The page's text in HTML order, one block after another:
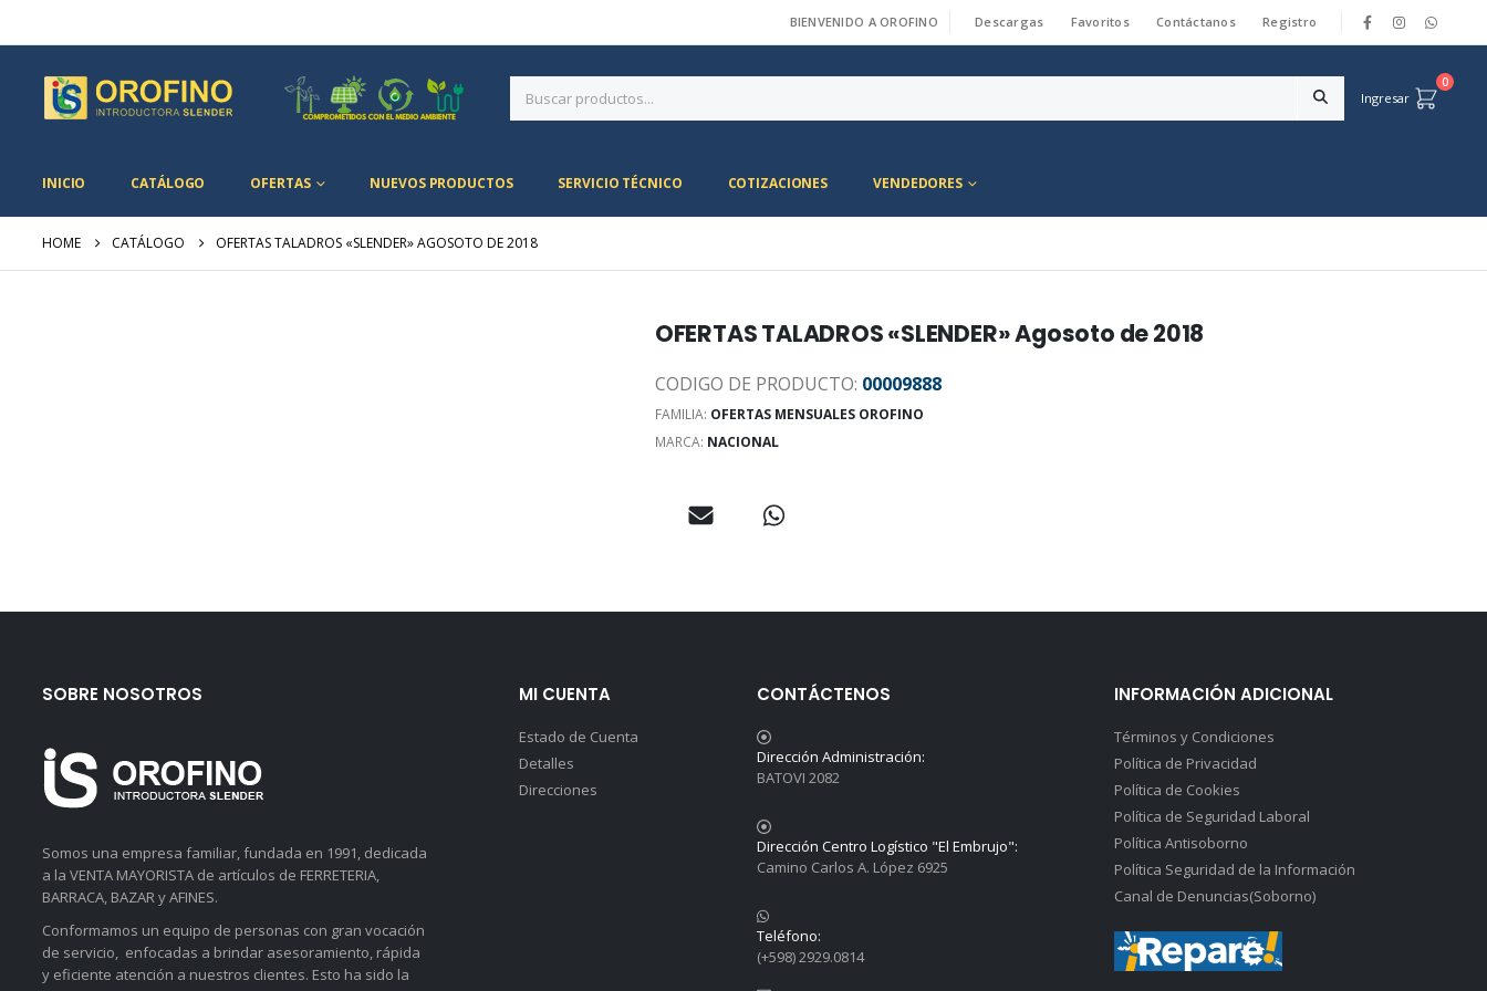
BIENVENIDO A OROFINO Descargas Favoritos Contáctanos Registro
Ingresar
0
INICIO CATÁLOGO OFERTAS NUEVOS PRODUCTOS SERVICIO TÉCNICO COTIZACIONES VENDEDORES
HOME CATÁLOGO OFERTAS TALADROS «SLENDER» AGOSOTO DE 2018
OFERTAS TALADROS «SLENDER» Agosoto de 2018
CODIGO DE PRODUCTO: 00009888
FAMILIA: OFERTAS MENSUALES OROFINO
MARCA: NACIONAL
SOBRE NOSOTROS
Somos una empresa familiar, fundada en 1991, dedicada
a la VENTA MAYORISTA de artículos de FERRETERIA,
BARRACA, BAZAR y AFINES.
Conformamos un equipo de personas con gran vocación
de servicio, enfocadas a brindar asesoramiento, rápida
y eficiente atención a nuestros clientes. Esto ha sido la
MI CUENTA
Estado de Cuenta
Detalles
Direcciones
CONTÁCTENOS
Dirección Administración:
BATOVI 2082
Dirección Centro Logístico "El Embrujo":
Camino Carlos A. López 6925
Teléfono:
(+598) 2929.0814
INFORMACIÓN ADICIONAL
Términos y Condiciones
Política de Privacidad
Política de Cookies
Política de Seguridad Laboral
Política Antisoborno
Política Seguridad de la Información
Canal de Denuncias(Soborno)